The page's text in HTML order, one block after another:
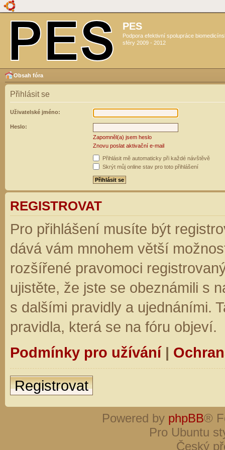
PES
Podpora efektivní spolupráce
sféry 2009 - 2012
Obsah fóra
Přihlásit se
Uživatelské jméno:
Heslo:
Zapomněl(a) jsem heslo
Znovu poslat aktivační e-mail
Přihlásit mě automaticky při každé návštěvě
Skrýt můj online stav pro toto přihlášení
REGISTROVAT
Pro přihlášení musíte být
dává vám mnohem větší
rozšířené pravomoci
ujistěte, že jste se obeznámili s
s dalšími pravidly a ujednáními.
pravidla, která se na fóru objeví.
Podmínky pro užívání|
Registrovat
Powered by phpBB®
Pro Ubuntu
Český